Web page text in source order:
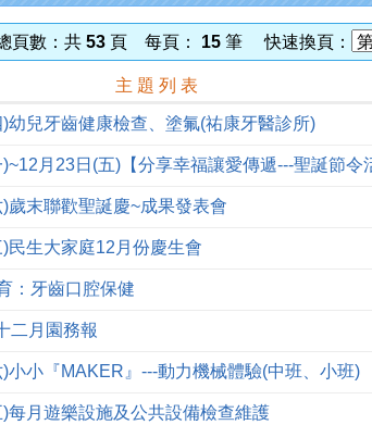
頁數：共 53 頁 每頁： 15 筆 快速換頁：
主 題 列 表
幼兒牙齒健康檢查、塗氟(祐康牙醫診所)
月23日(五)【分享幸福讓愛傳遞---聖誕節令
歲末聯歡聖誕慶~成果發表會
民生大家庭12月份慶生會
：牙齒口腔保健
二月園務報
小小『MAKER』---動力機械體驗(中班、小班)
每月遊樂設施及公共設備檢查維護